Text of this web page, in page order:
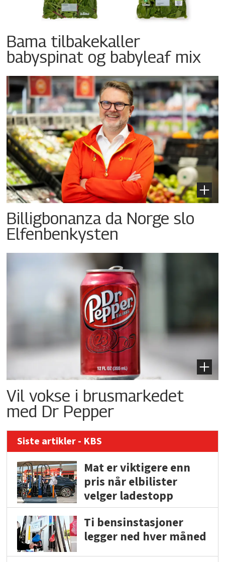
Bama tilbakekaller
babyspinat og babyleaf mix
Billigbonanza da Norge slo
Elfenbenkysten
Vil vokse i brusmarkedet
med Dr Pepper
Siste artikler - KBS
Mat er viktigere enn
pris når elbilister
velger ladestopp
Ti bensinstasjoner
legger ned hver måned